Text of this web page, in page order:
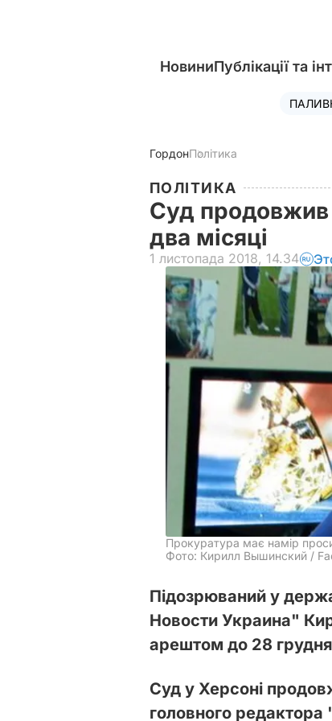
НовиниПублікації та
ГордонПолітика
ПОЛІТИКА
Суд
два місяці
1 листопада 2018, 14.34
Прокуратура має намір
Фото: Кирилл Вышинский /
Підозрюваний у
Новости Украина"
арештом до 28
Суд у Херсоні
головного